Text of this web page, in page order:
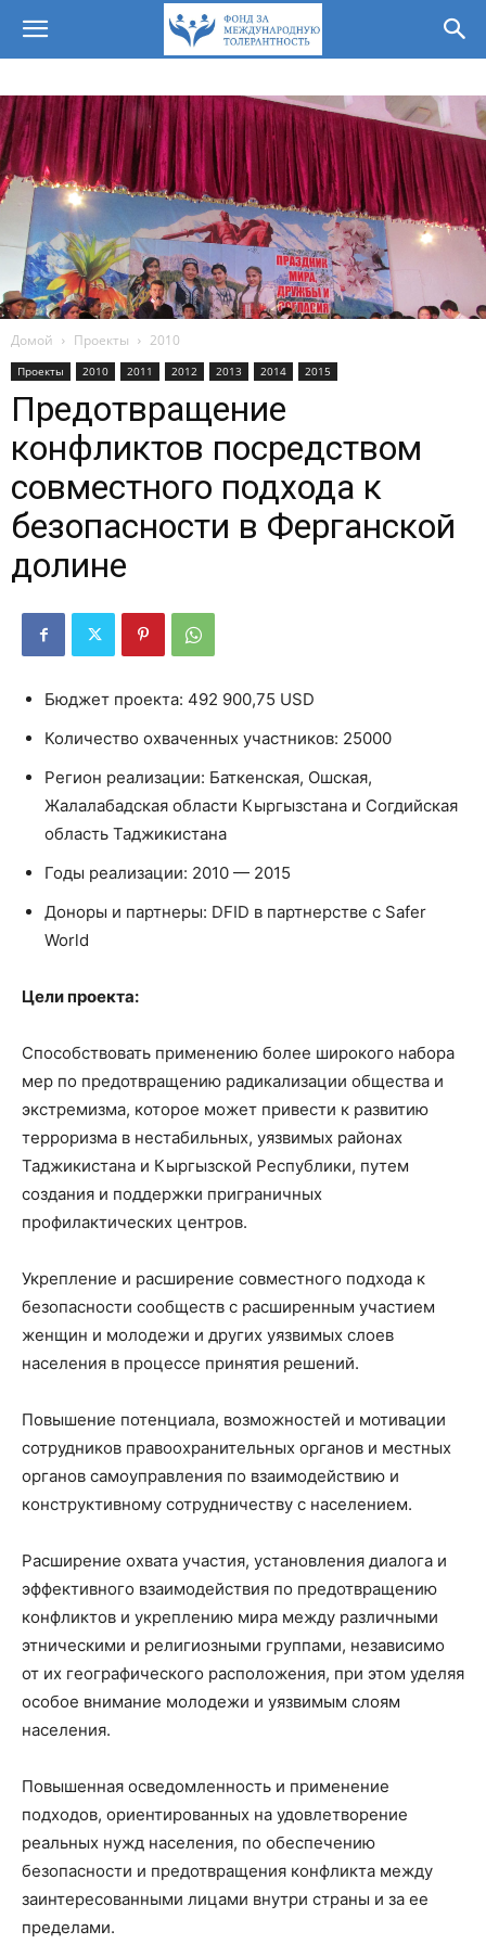
Домой Проекты 2010
Проекты 2010 2011 2012 2013 2014 2015
Предотвращение
конфликтов посредством
совместного подхода к
безопасности в Ферганской
долине
Бюджет проекта: 492 900,75 USD
Количество охваченных участников: 25000
Регион реализации: Баткенская, Ошская,
Жалалабадская области Кыргызстана и Согдийская
область Таджикистана
Годы реализации: 2010 — 2015
Доноры и партнеры: DFID в партнерстве с Safer
World
Цели проекта:
Способствовать применению более широкого набора
мер по предотвращению радикализации общества и
экстремизма, которое может привести к развитию
терроризма в нестабильных, уязвимых районах
Таджикистана и Кыргызской Республики, путем
создания и поддержки приграничных
профилактических центров.
Укрепление и расширение совместного подхода к
безопасности сообществ с расширенным участием
женщин и молодежи и других уязвимых слоев
населения в процессе принятия решений.
Повышение потенциала, возможностей и мотивации
сотрудников правоохранительных органов и местных
органов самоуправления по взаимодействию и
конструктивному сотрудничеству с населением.
Расширение охвата участия, установления диалога и
эффективного взаимодействия по предотвращению
конфликтов и укреплению мира между различными
этническими и религиозными группами, независимо
от их географического расположения, при этом уделяя
особое внимание молодежи и уязвимым слоям
населения.
Повышенная осведомленность и применение
подходов, ориентированных на удовлетворение
реальных нужд населения, по обеспечению
безопасности и предотвращения конфликта между
заинтересованными лицами внутри страны и за ее
пределами.